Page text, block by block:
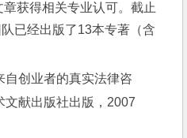
获得相关专业认可。截止
已经出版了13本专著（含
自创业者的真实法律咨
文献出版社出版，2007